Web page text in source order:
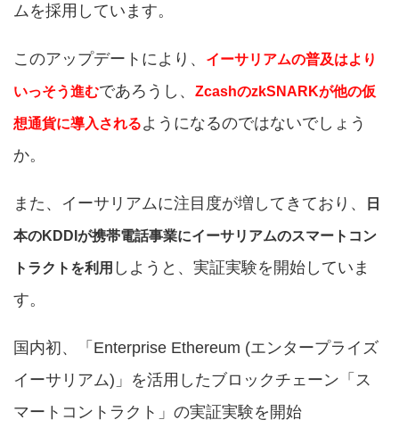
ムを採用しています。
このアップデートにより、 イーサリアムの普及はより
いっそう進むであろうし、 ZcashのzkSNARKが他の仮
想通貨に導入されるようになるのではないでしょう
か。
また、イーサリアムに注目度が増してきており、 日
本のKDDIが携帯電話事業にイーサリアムのスマートコン
トラクトを利用 しようと、実証実験を開始していま
す。
国内初、「Enterprise Ethereum (エンタープライズ
イーサリアム)」を活用したブロックチェーン「ス
マートコントラクト」の実証実験を開始